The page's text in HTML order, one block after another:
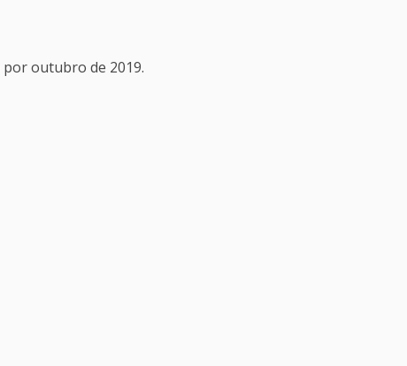
por outubro de 2019.